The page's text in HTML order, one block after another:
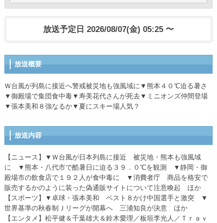
放送予定日 2026/08/07(金) 05:25 〜
放送概要
Ｗ台風が列島に接近へ警戒被災地も強風域に▼熊本４０℃迫る暑さ
▼御殿場で集団食中毒▼寿美花代さんが死去▼ミニオンズ仲間登場
▼張本美和８強なるか▼夏にスキー場人気？
放送内容
【ニュース】▼Ｗ台風が日本列島に接近 被災地・熊本も強風域
に ▼熊本・八代市で酷暑日に迫る３９．０℃を観測 ▼静岡・御
殿場市の飲食店で１９２人が食中毒に ▼消費者庁 商品を格安で
販売するかのように装った偽通販サイトについて注意喚起 ほか
【スポーツ】▼卓球・張本美和 ベスト８かけ中国選手と激突 ▼
世界基準の秋春制Ｊリーグが開幕へ 三浦知良が決意 ほか
【エンタメ】松平健＆千葉雄大＆鈴木愛理／板垣李光人／Ｔｒａｖ